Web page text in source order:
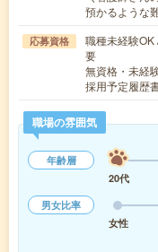
預かるような
応募資格
職種未経験OK
要
無資格・未経
採用予定履歴
職場の雰囲気
年齢層
20代
男女比率
女性